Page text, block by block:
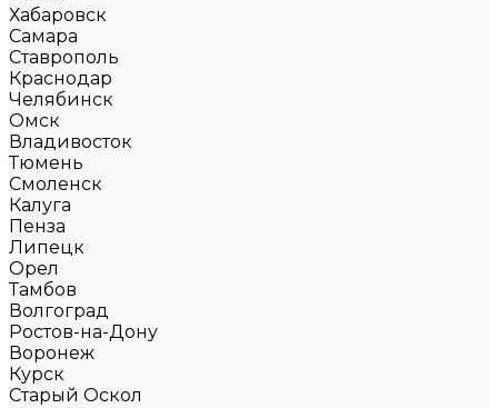
Хабаровск
Самара
Ставрополь
Краснодар
Челябинск
Омск
Владивосток
Тюмень
Смоленск
Калуга
Пенза
Липецк
Орел
Тамбов
Волгоград
Ростов-на-Дону
Воронеж
Курск
Старый Оскол